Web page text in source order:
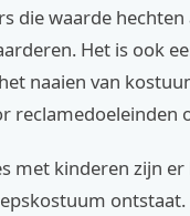
die waarde
Het is ook
naaien van
reclamedoeleinden
met kinderen zijn
ontstaat.